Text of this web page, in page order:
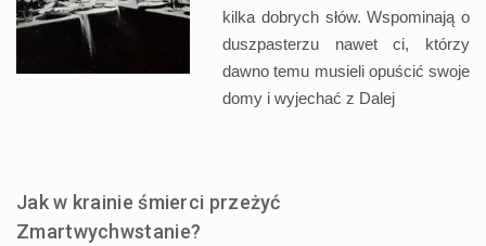
kilka dobrych słów. Wspominają o
duszpasterzu nawet ci, którzy
dawno temu musieli opuścić swoje
domy i wyjechać z Dalej
Jak w krainie śmierci przeżyć
Zmartwychwstanie?